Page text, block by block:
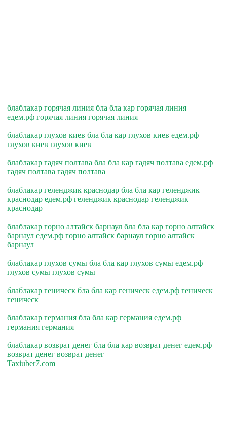
блаблакар горячая линия бла бла кар горячая линия
едем.рф горячая линия горячая линия
блаблакар глухов киев бла бла кар глухов киев едем.рф
глухов киев глухов киев
блаблакар гадяч полтава бла бла кар гадяч полтава едем.рф
гадяч полтава гадяч полтава
блаблакар геленджик краснодар бла бла кар геленджик
краснодар едем.рф геленджик краснодар геленджик
краснодар
блаблакар горно алтайск барнаул бла бла кар горно алтайск
барнаул едем.рф горно алтайск барнаул горно алтайск
барнаул
блаблакар глухов сумы бла бла кар глухов сумы едем.рф
глухов сумы глухов сумы
блаблакар геническ бла бла кар геническ едем.рф геническ
геническ
блаблакар германия бла бла кар германия едем.рф
германия германия
блаблакар возврат денег бла бла кар возврат денег едем.рф
возврат денег возврат денег
Taxiuber7.com